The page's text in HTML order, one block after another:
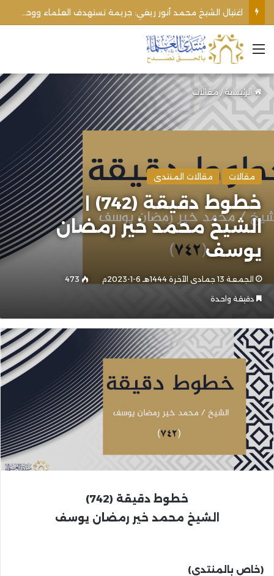
القائمة
الرئيسية/ مقالات
مقالات مقالات المنتدى
خطوط دقيقة (742) |
الشيخ محمد خير رمضان
يوسف
الجمعة 13 جمادى الآخرة 1444هـ 6-1-2023م 473
دقيقة واحدة
خطوط دقيقة (742)
الشيخ محمد خير رمضان يوسف
(خاص بالمنتدى)